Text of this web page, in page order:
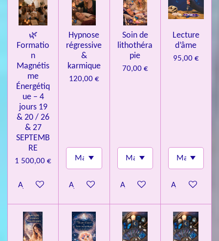
🌿
Formatio
n
Magnétis
me
Énergétiq
ue – 4
jours 19
& 20 / 26
& 27
SEPTEMB
RE
1 500,00 €
Ajouter au panier
Hypnose
régressive
&
karmique
120,00 €
Ajouter au panier
Soin de
lithothéra
pie
70,00 €
Ajouter au panier
Lecture
d’âme
95,00 €
Ajouter au